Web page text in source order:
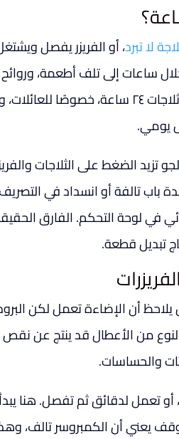
لا تبرد، أو الفريزر يفصل
ساعات إلى تلف أطعمة،
على أجزاء أخرى داخل الجهاز. هنا تظهر أهمية تصليح ثلاجات
يومي.
تزيد الضغط على الثلاجات
باب تالفة أو انسداد في
في لوحة التحكم. الفارق
تبديل قطعة.
أن الإضاءة تعمل لكن
من الأعطال قد ينتج عن نقص
والحساسات.
أو تعمل لدقائق ثم تفصل. هنا
يعني أن الكمبروسر تالف،